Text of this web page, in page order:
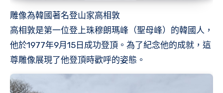
雕像為韓國著名登山家高相敦
高相敦是第一位登上珠穆朗瑪峰（聖母峰）的韓國人，
他於1977年9月15日成功登頂。為了紀念他的成就，這
尊雕像展現了他登頂時歡呼的姿態。